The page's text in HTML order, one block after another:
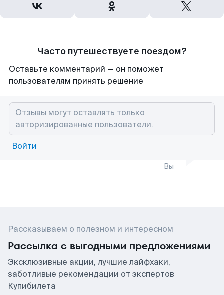
Часто путешествуете поездом?
Оставьте комментарий — он поможет
пользователям принять решение
Войти
Вы
Рассказываем о полезном и интересном
Рассылка с выгодными предложениями
Эксклюзивные акции, лучшие лайфхаки,
заботливые рекомендации от экспертов
Купибилета